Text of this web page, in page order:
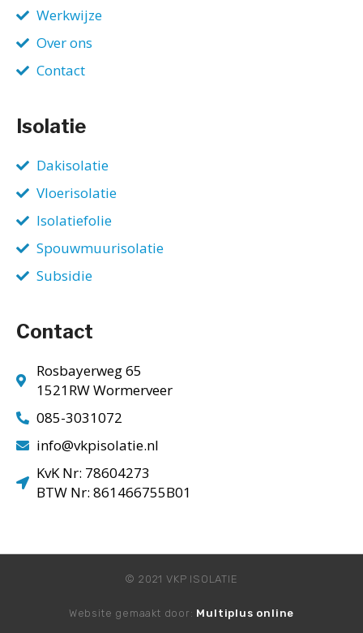
Werkwijze
Over ons
Contact
Isolatie
Dakisolatie
Vloerisolatie
Isolatiefolie
Spouwmuurisolatie
Subsidie
Contact
Rosbayerweg 65
1521RW Wormerveer
085-3031072
info@vkpisolatie.nl
KvK Nr: 78604273
BTW Nr: 861466755B01
© 2021 VKP ISOLATIE
Website gemaakt door: Multiplus online